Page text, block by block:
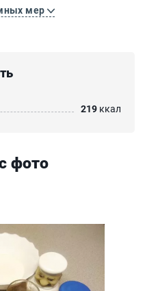
мер
219 ккал
фото